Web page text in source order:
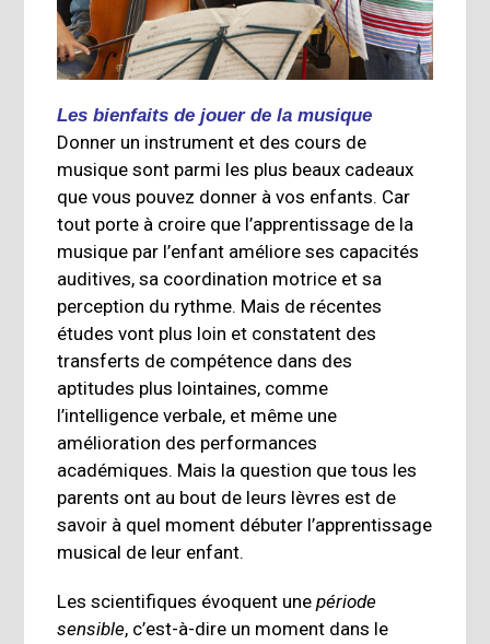
Les bienfaits de jouer de la musique
Donner un instrument et des cours de
musique sont parmi les plus beaux cadeaux
que vous pouvez donner à vos enfants. Car
tout porte à croire que l’apprentissage de la
musique par l’enfant améliore ses capacités
auditives, sa coordination motrice et sa
perception du rythme. Mais de récentes
études vont plus loin et constatent des
transferts de compétence dans des
aptitudes plus lointaines, comme
l’intelligence verbale, et même une
amélioration des performances
académiques. Mais la question que tous les
parents ont au bout de leurs lèvres est de
savoir à quel moment débuter l’apprentissage
musical de leur enfant.
Les scientifiques évoquent unepériode
sensible, c’est-à-dire un moment dans le